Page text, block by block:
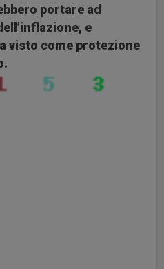
portare ad
e
visto come protezione